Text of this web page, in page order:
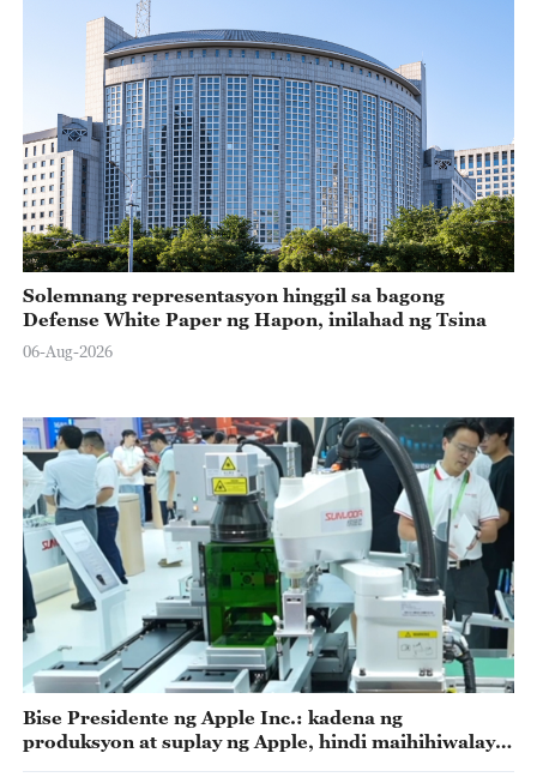
Solemnang representasyon hinggil sa bagong
Defense White Paper ng Hapon, inilahad ng Tsina
06-Aug-2026
Bise Presidente ng Apple Inc.: kadena ng
produksyon at suplay ng Apple, hindi maihihiwalay